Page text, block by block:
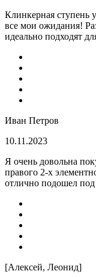
Клинкерная ступень
все мои ожидания!
идеально подходят
Иван Петров
10.11.2023
Я очень довольна
правого 2-х
отлично подошел
[Алексей, Леонид]